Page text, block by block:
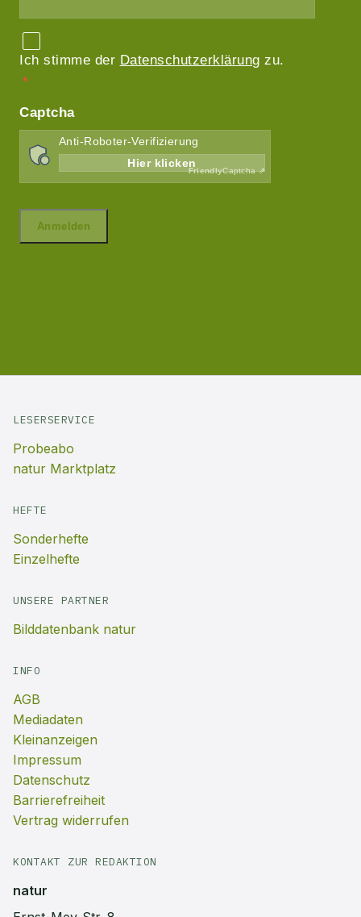
LESERSERVICE
Probeabo
natur Marktplatz
HEFTE
Sonderhefte
Einzelhefte
UNSERE PARTNER
Bilddatenbank natur
INFO
AGB
Mediadaten
Kleinanzeigen
Impressum
Datenschutz
Barrierefreiheit
Vertrag widerrufen
KONTAKT ZUR REDAKTION
natur